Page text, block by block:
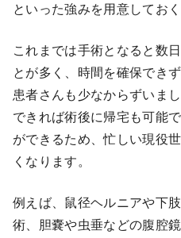
といった強みを用意しておく
これまでは手術となると数
とが多く、時間を確保でき
患者さんも少なからずいま
できれば術後に帰宅も可能
ができるため、忙しい現役
くなります。
例えば、鼠径ヘルニアや下
術、胆嚢や虫垂などの腹腔